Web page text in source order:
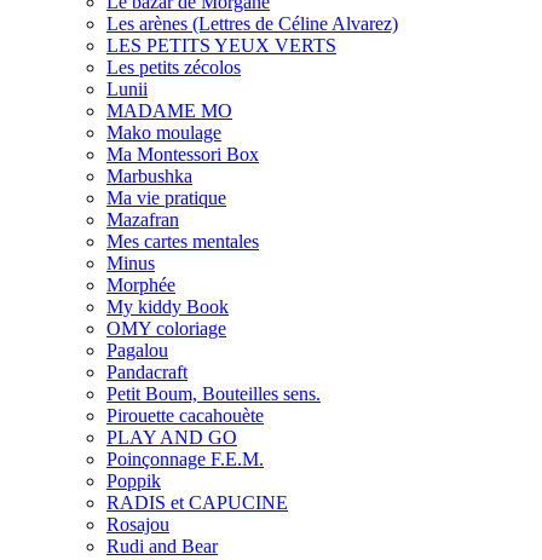
Les arènes (Lettres de Céline Alvarez)
LES PETITS YEUX VERTS
Les petits zécolos
Lunii
MADAME MO
Mako moulage
Ma Montessori Box
Marbushka
Ma vie pratique
Mazafran
Mes cartes mentales
Minus
Morphée
My kiddy Book
OMY coloriage
Pagalou
Pandacraft
Petit Boum, Bouteilles sens.
Pirouette cacahouète
PLAY AND GO
Poinçonnage F.E.M.
Poppik
RADIS et CAPUCINE
Rosajou
Rudi and Bear